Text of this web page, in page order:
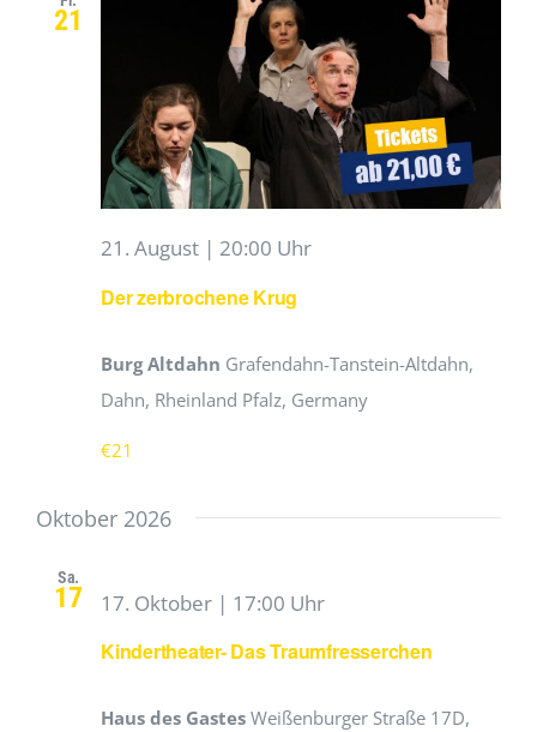
21
Der zerbrochene Krug
21. August | 20:00 Uhr
Burg Altdahn Grafendahn-Tanstein-Altdahn,
Dahn, Rheinland Pfalz, Germany
€21
Oktober 2026
Sa.
17
Kindertheater- Das Traumfresserchen
17. Oktober | 17:00 Uhr
Haus des Gastes Weißenburger Straße 17D,